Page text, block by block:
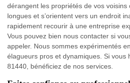
dérangent les propriétés de vos voisins
longues et s’orientent vers un endroit
rapidement recourir à une entreprise
Vous pouvez bien nous contacter si
appeler. Nous sommes expérimentés
élagueurs pros et dynamiques. Si vous
81440, bénéficiez de nos services.